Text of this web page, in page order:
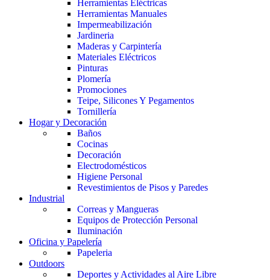
Herramientas Eléctricas
Herramientas Manuales
Impermeabilización
Jardineria
Maderas y Carpintería
Materiales Eléctricos
Pinturas
Plomería
Promociones
Teipe, Silicones Y Pegamentos
Tornillería
Hogar y Decoración
Baños
Cocinas
Decoración
Electrodomésticos
Higiene Personal
Revestimientos de Pisos y Paredes
Industrial
Correas y Mangueras
Equipos de Protección Personal
Iluminación
Oficina y Papelería
Papeleria
Outdoors
Deportes y Actividades al Aire Libre